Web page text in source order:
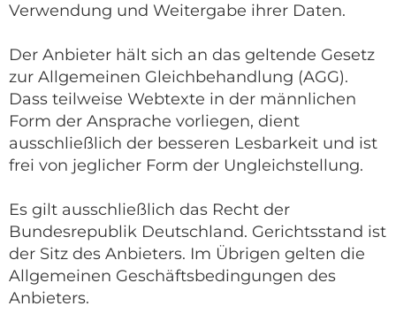
Verwendung und Weitergabe ihrer Daten.
Der Anbieter hält sich an das geltende Gesetz
zur Allgemeinen Gleichbehandlung (AGG).
Dass teilweise Webtexte in der männlichen
Form der Ansprache vorliegen, dient
ausschließlich der besseren Lesbarkeit und ist
frei von jeglicher Form der Ungleichstellung.
Es gilt ausschließlich das Recht der
Bundesrepublik Deutschland. Gerichtsstand ist
der Sitz des Anbieters. Im Übrigen gelten die
Allgemeinen Geschäftsbedingungen des
Anbieters.